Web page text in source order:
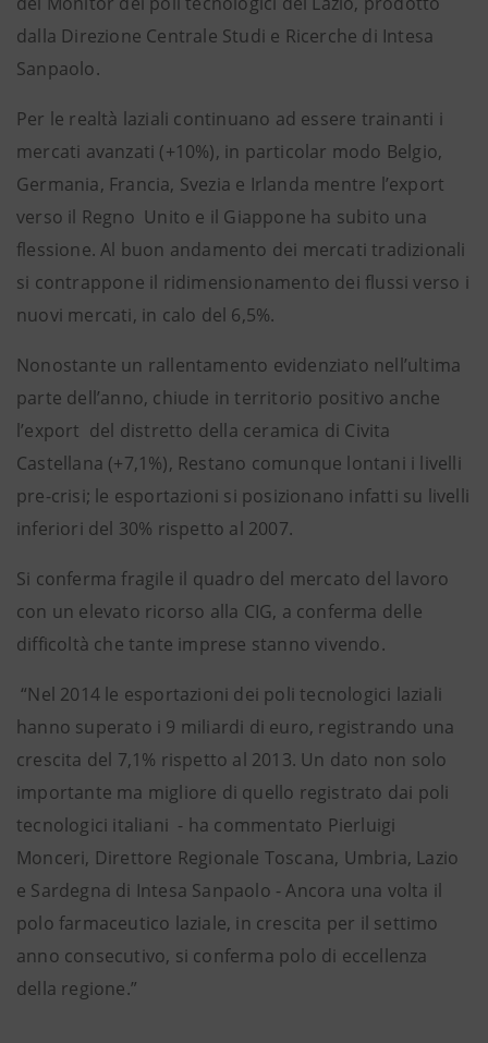
dalla Direzione Centrale Studi e Ricerche di Intesa
Sanpaolo.
Per le realtà laziali continuano ad essere trainanti i
mercati avanzati (+10%), in particolar modo Belgio,
Germania, Francia, Svezia e Irlanda mentre l’export
verso il Regno Unito e il Giappone ha subito una
flessione. Al buon andamento dei mercati tradizionali
si contrappone il ridimensionamento dei flussi verso i
nuovi mercati, in calo del 6,5%.
Nonostante un rallentamento evidenziato nell’ultima
parte dell’anno, chiude in territorio positivo anche
l’export del distretto della ceramica di Civita
Castellana (+7,1%), Restano comunque lontani i livelli
pre-crisi; le esportazioni si posizionano infatti su livelli
inferiori del 30% rispetto al 2007.
Si conferma fragile il quadro del mercato del lavoro
con un elevato ricorso alla CIG, a conferma delle
difficoltà che tante imprese stanno vivendo.
“Nel 2014 le esportazioni dei poli tecnologici laziali
hanno superato i 9 miliardi di euro, registrando una
crescita del 7,1% rispetto al 2013. Un dato non solo
importante ma migliore di quello registrato dai poli
tecnologici italiani - ha commentato Pierluigi
Monceri, Direttore Regionale Toscana, Umbria, Lazio
e Sardegna di Intesa Sanpaolo - Ancora una volta il
polo farmaceutico laziale, in crescita per il settimo
anno consecutivo, si conferma polo di eccellenza
della regione.”